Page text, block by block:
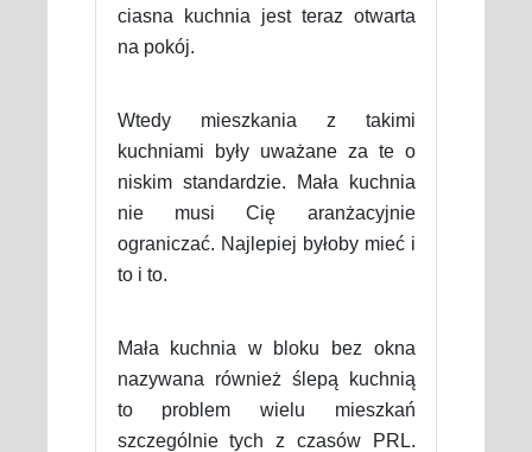
ciasna kuchnia jest teraz otwarta
na pokój.
Wtedy mieszkania z takimi
kuchniami były uważane za te o
niskim standardzie. Mała kuchnia
nie musi Cię aranżacyjnie
ograniczać. Najlepiej byłoby mieć i
to i to.
Mała kuchnia w bloku bez okna
nazywana również ślepą kuchnią
to problem wielu mieszkań
szczególnie tych z czasów PRL.